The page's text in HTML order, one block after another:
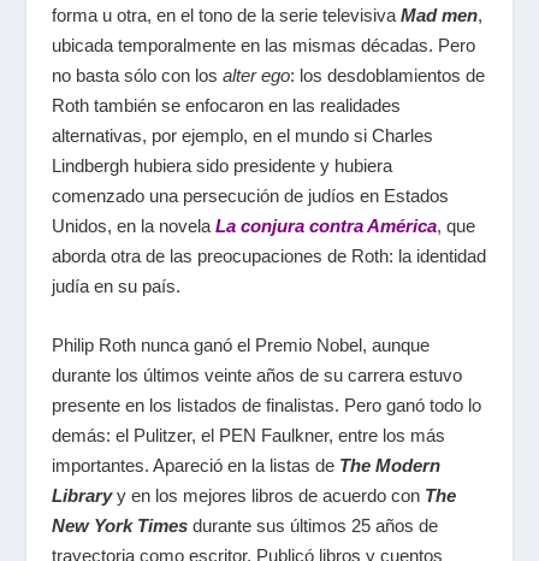
forma u otra, en el tono de la serie televisiva Mad men,
ubicada temporalmente en las mismas décadas. Pero
no basta sólo con los alter ego: los desdoblamientos de
Roth también se enfocaron en las realidades
alternativas, por ejemplo, en el mundo si Charles
Lindbergh hubiera sido presidente y hubiera
comenzado una persecución de judíos en Estados
Unidos, en la novela La conjura contra América, que
aborda otra de las preocupaciones de Roth: la identidad
judía en su país.
Philip Roth nunca ganó el Premio Nobel, aunque
durante los últimos veinte años de su carrera estuvo
presente en los listados de finalistas. Pero ganó todo lo
demás: el Pulitzer, el PEN Faulkner, entre los más
importantes. Apareció en la listas de The Modern
Libraryy en los mejores libros de acuerdo con The
New York Timesdurante sus últimos 25 años de
trayectoria como escritor. Publicó libros y cuentos